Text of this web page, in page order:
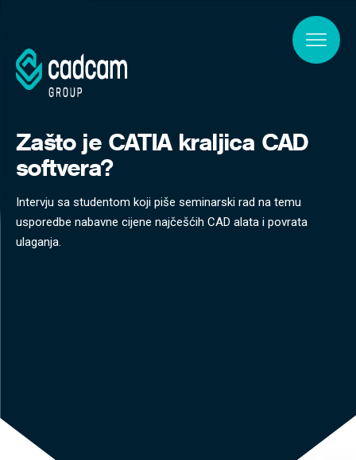
Zašto je CATIA kraljica CAD
softvera?
Intervju sa studentom koji piše seminarski rad na temu
usporedbe nabavne cijene najčešćih CAD alata i povrata
ulaganja.